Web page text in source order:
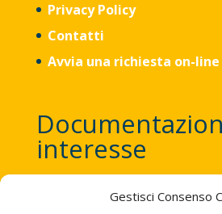
Gestisci Consenso
Privacy Policy
Contatti
Avvia una richiesta on-line
interesse
Trattamento dati